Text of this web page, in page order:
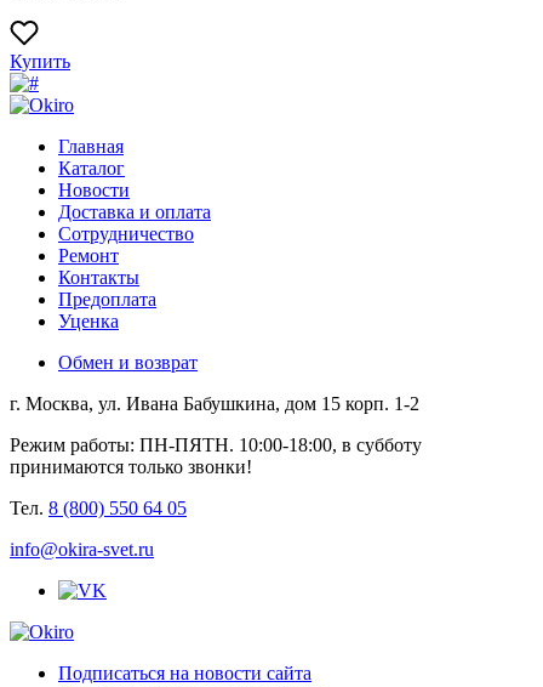
Купить
Главная
Каталог
Новости
Доставка и оплата
Сотрудничество
Ремонт
Контакты
Предоплата
Уценка
Обмен и возврат
г. Москва, ул. Ивана Бабушкина, дом 15 корп. 1-2
Режим работы: ПН-ПЯТН. 10:00-18:00, в субботу
принимаются только звонки!
Тел. 8 (800) 550 64 05
info@okira-svet.ru
Подписаться на новости сайта